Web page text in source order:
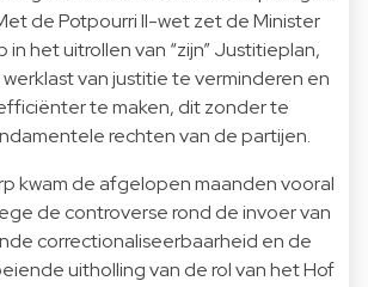
de Potpourri II-wet zet de Minister
in het uitrollen van “zijn” Justitieplan,
van justitie te verminderen en
te maken, dit zonder te
rechten van de partijen.
kwam de afgelopen maanden vooral
de controverse rond de invoer van
correctionaliseerbaarheid en de
uitholling van de rol van het Hof